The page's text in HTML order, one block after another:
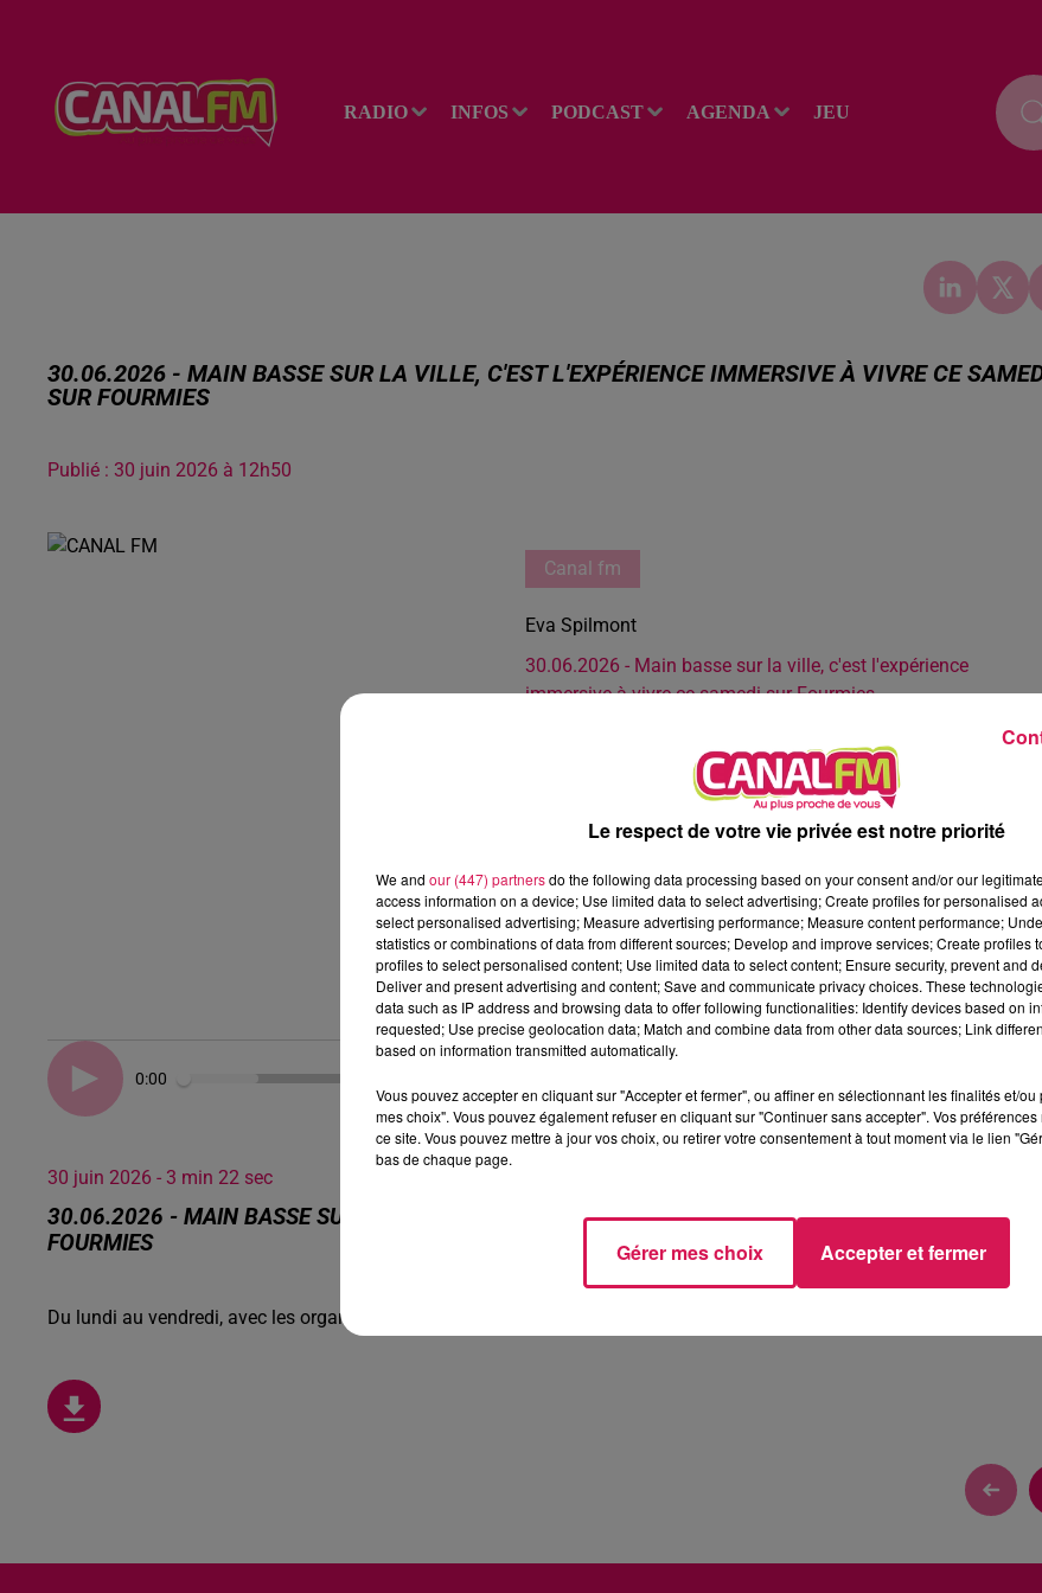
RADIO INFOS PODCAST AGENDA JEU
30.06.2026 - MAIN BASSE SUR LA VILLE, C'EST L'EXPÉRIENCE IMMERSIVE À VIVRE CE
SUR FOURMIES
Publié : 30 juin 2026 à 12h50
Canal fm
Eva Spilmont
30.06.2026 - Main basse sur la ville, c'est l'expérience
immersive à vivre ce samedi sur Fourmies
0:00
30 juin 2026 - 3 min 22 sec
30.06.2026 - MAIN BASSE SUR LA VILLE, C'EST L'EXPÉRIENCE IMMERSIVE À VIVRE CE SAMEDI SUR
FOURMIES
Du lundi au vendredi, avec les organisateurs de manifestations et Eva, découvrons les évènements dans notre région.
Le respect de votre vie privée est notre priorité
We and our (447) partnersdo the following data processing based on your consent and/or our
access information on a device; Use limited data to select advertising; Create profiles for personalised
select personalised advertising; Measure advertising performance; Measure content performance;
statistics or combinations of data from different sources; Develop and improve services; Create profiles
profiles to select personalised content; Use limited data to select content; Ensure security, prevent and
Deliver and present advertising and content; Save and communicate privacy choices. These
data such as IP address and browsing data to offer following functionalities: Identify devices based on
requested; Use precise geolocation data; Match and combine data from other data sources; Link
based on information transmitted automatically.
Vous pouvez accepter en cliquant sur "Accepter et fermer", ou affiner en sélectionnant les finalités et/
mes choix". Vous pouvez également refuser en cliquant sur "Continuer sans accepter". Vos
ce site. Vous pouvez mettre à jour vos choix, ou retirer votre consentement à tout moment via le lien
bas de chaque page.
Gérer mes choix Accepter et fermer